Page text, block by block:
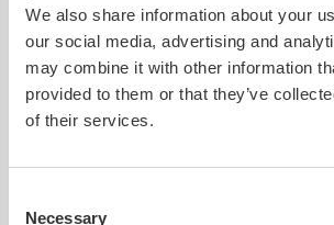
We also share information about your
our social media, advertising and
may combine it with other information
provided to them or that they’ve
of their services.
Necessary
2 st Varningsskylt biltak högvoltsarbete
2 st Varningsskylt högvoltsarbete (art nr:
PRODUKTDETALJER
Tryckbar
Nej